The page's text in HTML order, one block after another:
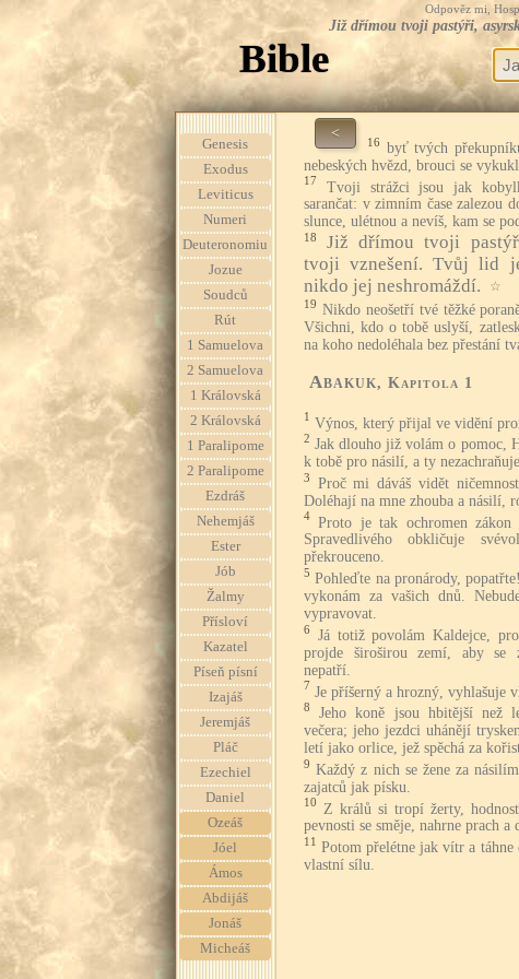
Odpověz mi,
Již dřímou tvoji pastýři,
Bible
Genesis
Exodus
Leviticus
Numeri
Deuteronomiu
Jozue
Soudců
Rút
1 Samuelova
2 Samuelova
1 Královská
2 Královská
1 Paralipome
2 Paralipome
Ezdráš
Nehemjáš
Ester
Jób
Žalmy
Přísloví
Kazatel
Píseň písní
Izajáš
Jeremjáš
Pláč
Ezechiel
Daniel
Ozeáš
Jóel
Ámos
Abdijáš
Jonáš
Micheáš
<
16 byť tvých
nebeských hvězd, brouci se
17
Tvoji strážci jsou jak
sarančat: v zimním čase zalezou
slunce, ulétnou a nevíš, kam se
18
Již dřímou tvoji
tvoji vznešení. Tvůj lid
nikdo jej neshromáždí.
☆
19 Nikdo neošetří tvé těžké
Všichni, kdo o tobě uslyší,
na koho nedoléhala bez přestání
Abakuk, Kapitola 1
1 Výnos, který přijal ve vidění
2 Jak dlouho již volám o pomoc,
k tobě pro násilí, a ty
3
Proč mi dáváš vidět
Doléhají na mne zhouba a násilí,
4
Proto je tak ochromen zákon
Spravedlivého obkličuje
překrouceno.
5 Pohleďte na pronárody,
vykonám za vašich dnů.
vypravovat.
6
Já totiž povolám Kaldejce,
projde široširou zemí, aby se
nepatří.
7 Je příšerný a hrozný, vyhlašuje
8
Jeho koně jsou hbitější než
večera; jeho jezdci uhánějí
letí jako orlice, jež spěchá za
9 Každý z nich se žene za
zajatců jak písku.
10
Z králů si tropí žerty,
pevnosti se směje, nahrne prach a
11 Potom přelétne jak vítr a
vlastní sílu.